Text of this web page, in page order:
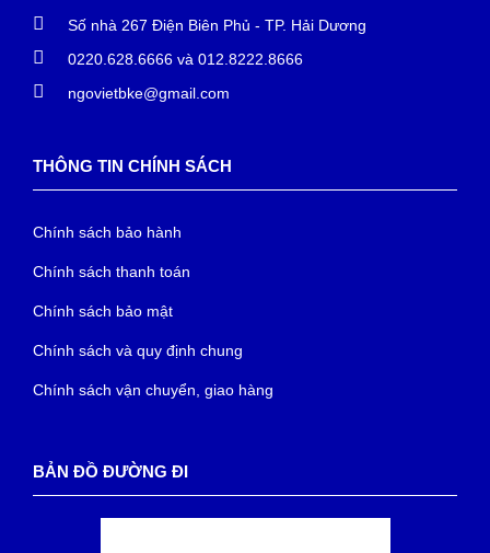
Số nhà 267 Điện Biên Phủ - TP. Hải Dương
0220.628.6666 và 012.8222.8666
ngovietbke@gmail.com
THÔNG TIN CHÍNH SÁCH
Chính sách bảo hành
Chính sách thanh toán
Chính sách bảo mật
Chính sách và quy định chung
Chính sách vận chuyển, giao hàng
BẢN ĐỒ ĐƯỜNG ĐI